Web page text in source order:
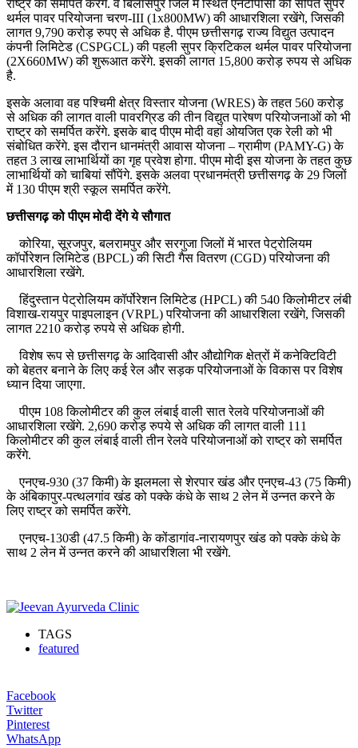
राष्ट्र को समर्पित करेंगे. वे बिलासपुर जिले में स्थित एनटीपीसी की सीपत सुपर
थर्मल पावर परियोजना चरण-III (1x800MW) की आधारशिला रखेंगे, जिसकी
लागत 9,790 करोड़ रुपए से अधिक है. पीएम छत्तीसगढ़ राज्य विद्युत उत्पादन
कंपनी लिमिटेड (CSPGCL) की पहली सुपर क्रिटिकल थर्मल पावर परियोजना
(2X660MW) की शुरूआत करेंगे. इसकी लागत 15,800 करोड़ रुपय से अधिक
है.
इसके अलावा वह पश्चिमी क्षेत्र विस्तार योजना (WRES) के तहत 560 करोड़
से अधिक की लागत वाली पावरग्रिड की तीन विद्युत पारेषण परियोजनाओं को भी
राष्ट्र को समर्पित करेंगे. इसके बाद पीएम मोदी वहां ओयजित एक रेली को भी
संबोधित करेंगे. इस दौरान धानमंत्री आवास योजना – ग्रामीण (PAMY-G) के
तहत 3 लाख लाभार्थियों का गृह प्रवेश होगा. पीएम मोदी इस योजना के तहत कुछ
लाभार्थियों को चाबियां सौंपेंगे. इसके अलवा प्रधानमंत्री छत्तीसगढ़ के 29 जिलों
में 130 पीएम श्री स्कूल समर्पित करेंगे.
छत्तीसगढ़ को पीएम मोदी देंगे ये सौगात
कोरिया, सूरजपुर, बलरामपुर और सरगुजा जिलों में भारत पेट्रोलियम
कॉर्पोरेशन लिमिटेड (BPCL) की सिटी गैस वितरण (CGD) परियोजना की
आधारशिला रखेंगे.
हिंदुस्तान पेट्रोलियम कॉर्पोरेशन लिमिटेड (HPCL) की 540 किलोमीटर लंबी
विशाख-रायपुर पाइपलाइन (VRPL) परियोजना की आधारशिला रखेंगे, जिसकी
लागत 2210 करोड़ रुपये से अधिक होगी.
विशेष रूप से छत्तीसगढ़ के आदिवासी और औद्योगिक क्षेत्रों में कनेक्टिविटी
को बेहतर बनाने के लिए कई रेल और सड़क परियोजनाओं के विकास पर विशेष
ध्यान दिया जाएगा.
पीएम 108 किलोमीटर की कुल लंबाई वाली सात रेलवे परियोजनाओं की
आधारशिला रखेंगे. 2,690 करोड़ रुपये से अधिक की लागत वाली 111
किलोमीटर की कुल लंबाई वाली तीन रेलवे परियोजनाओं को राष्ट्र को समर्पित
करेंगे.
एनएच-930 (37 किमी) के झलमला से शेरपार खंड और एनएच-43 (75 किमी)
के अंबिकापुर-पत्थलगांव खंड को पक्के कंधे के साथ 2 लेन में उन्नत करने के
लिए राष्ट्र को समर्पित करेंगे.
एनएच-130डी (47.5 किमी) के कोंडागांव-नारायणपुर खंड को पक्के कंधे के
साथ 2 लेन में उन्नत करने की आधारशिला भी रखेंगे.
TAGS
featured
Facebook
Twitter
Pinterest
WhatsApp